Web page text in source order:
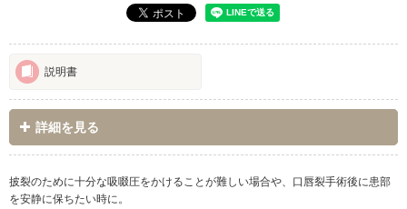
説明書
詳細を見る
披裂のために十分な吸啜圧をかけることが難しい場合や、口唇裂手術後に患部
を安静に保ちたい時に。